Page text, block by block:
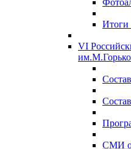
Итоги
VI
СМИ о